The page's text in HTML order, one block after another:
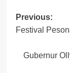
Post
Previous:
Festival
Gubernur